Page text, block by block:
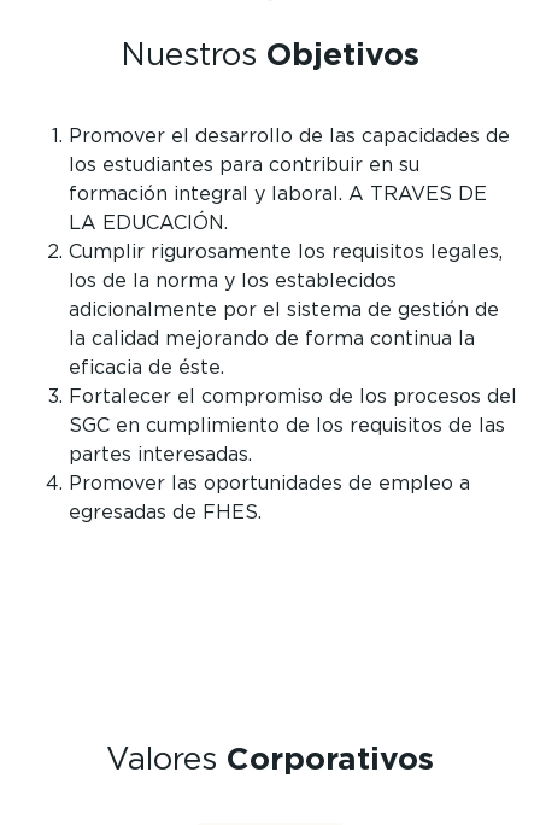
Nuestros Objetivos
Promover el desarrollo de las capacidades de
los estudiantes para contribuir en su
formación integral y laboral. A TRAVES DE
LA EDUCACIÓN.
Cumplir rigurosamente los requisitos legales,
los de la norma y los establecidos
adicionalmente por el sistema de gestión de
la calidad mejorando de forma continua la
eficacia de éste.
Fortalecer el compromiso de los procesos del
SGC en cumplimiento de los requisitos de las
partes interesadas.
Promover las oportunidades de empleo a
egresadas de FHES.
Valores Corporativos